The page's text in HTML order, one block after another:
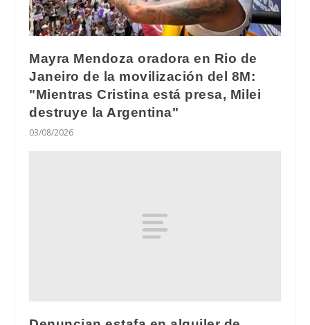
Mayra Mendoza oradora en Rio de
Janeiro de la movilización del 8M:
"Mientras Cristina está presa, Milei
destruye la Argentina"
03/08/2026